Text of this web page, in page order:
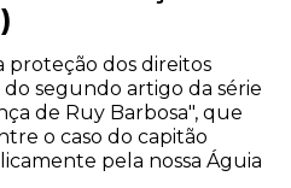
proteção dos direitos
segundo artigo da série
de Ruy Barbosa", que
o caso do capitão
pela nossa Águia